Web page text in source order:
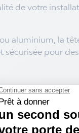
de votre
aluminium, la
sécurisée pour
moteur
d'ouverture